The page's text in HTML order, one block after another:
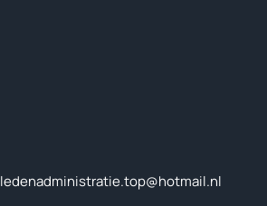
ledenadministratie.top@hotmail.nl